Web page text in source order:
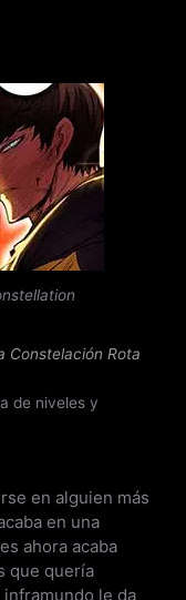
Constelación Rota
de niveles y
en alguien más
en una
ahora acaba
que quería
le da